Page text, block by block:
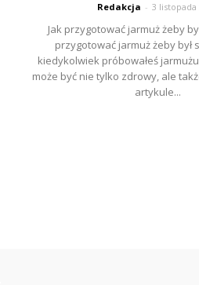
Redakcja - 3 listopada
Jak przygotować jarmuż żeby
przygotować jarmuż żeby był
kiedykolwiek próbowałeś
może być nie tylko zdrowy, ale
artykule...